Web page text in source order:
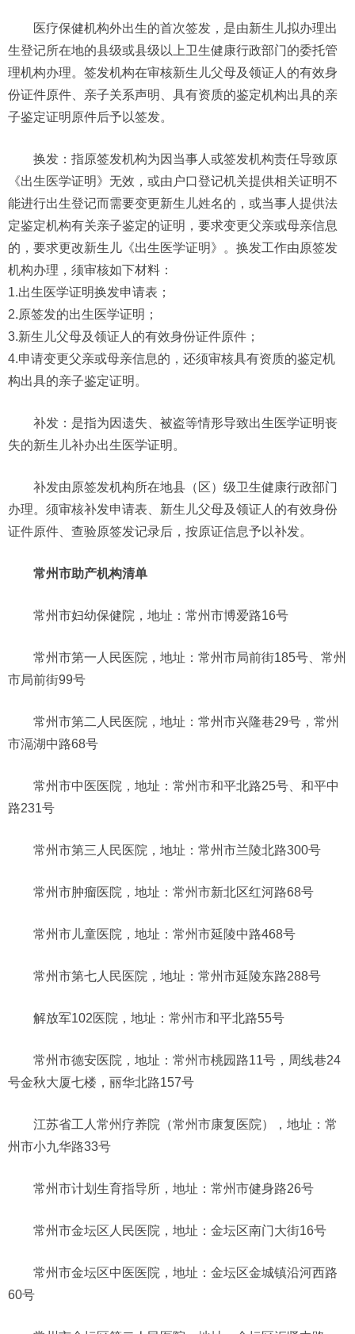
医疗保健机构外出生的首次签发，是由新生儿拟办理出
生登记所在地的县级或县级以上卫生健康行政部门的委托管
理机构办理。签发机构在审核新生儿父母及领证人的有效身
份证件原件、亲子关系声明、具有资质的鉴定机构出具的亲
子鉴定证明原件后予以签发。
换发：指原签发机构为因当事人或签发机构责任导致原
《出生医学证明》无效，或由户口登记机关提供相关证明不
能进行出生登记而需要变更新生儿姓名的，或当事人提供法
定鉴定机构有关亲子鉴定的证明，要求变更父亲或母亲信息
的，要求更改新生儿《出生医学证明》。换发工作由原签发
机构办理，须审核如下材料：
1.出生医学证明换发申请表；
2.原签发的出生医学证明；
3.新生儿父母及领证人的有效身份证件原件；
4.申请变更父亲或母亲信息的，还须审核具有资质的鉴定机
构出具的亲子鉴定证明。
补发：是指为因遗失、被盗等情形导致出生医学证明丧
失的新生儿补办出生医学证明。
补发由原签发机构所在地县（区）级卫生健康行政部门
办理。须审核补发申请表、新生儿父母及领证人的有效身份
证件原件、查验原签发记录后，按原证信息予以补发。
常州市助产机构清单
常州市妇幼保健院，地址：常州市博爱路16号
常州市第一人民医院，地址：常州市局前街185号、常州
市局前街99号
常州市第二人民医院，地址：常州市兴隆巷29号，常州
市滆湖中路68号
常州市中医医院，地址：常州市和平北路25号、和平中
路231号
常州市第三人民医院，地址：常州市兰陵北路300号
常州市肿瘤医院，地址：常州市新北区红河路68号
常州市儿童医院，地址：常州市延陵中路468号
常州市第七人民医院，地址：常州市延陵东路288号
解放军102医院，地址：常州市和平北路55号
常州市德安医院，地址：常州市桃园路11号，周线巷24
号金秋大厦七楼，丽华北路157号
江苏省工人常州疗养院（常州市康复医院），地址：常
州市小九华路33号
常州市计划生育指导所，地址：常州市健身路26号
常州市金坛区人民医院，地址：金坛区南门大街16号
常州市金坛区中医医院，地址：金坛区金城镇沿河西路
60号